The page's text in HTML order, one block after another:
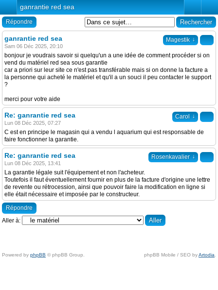
ganrantie red sea
Répondre
Magestik ↓
ganrantie red sea
Sam 06 Déc 2025, 20:10
bonjour je voudrais savoir si quelqu'un a une idée de comment procéder si on
vend du matériel red sea sous garantie
car a priori sur leur site ce n'est pas transférable mais si on donne la facture a
la personne qui acheté le matériel et qu'il a un souci il peu contacter le support
?
merci pour votre aide
Carol ↓
Re: ganrantie red sea
Lun 08 Déc 2025, 07:27
C est en principe le magasin qui a vendu l aquarium qui est responsable de
faire fonctionner la garantie.
Rosenkavalier ↓
Re: ganrantie red sea
Lun 08 Déc 2025, 13:41
La garantie légale suit l'équipement et non l'acheteur.
Toutefois il faut éventuellement fournir en plus de la facture d'origine une lettre
de revente ou rétrocession, ainsi que pouvoir faire la modification en ligne si
elle était nécessaire et imposée par le constructeur.
Répondre
Aller à:
Powered by phpBB © phpBB Group. phpBB Mobile / SEO byArtodia